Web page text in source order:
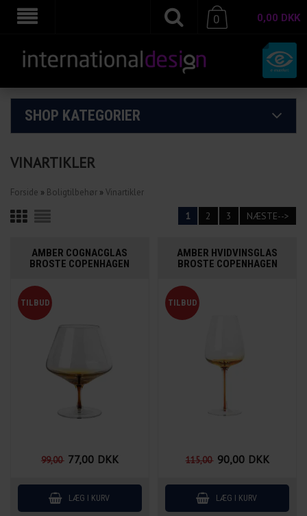
0,00 DKK
0
SHOP KATEGORIER
VINARTIKLER
Forside » Boligtilbehør »Vinartikler
1 2 3 NÆSTE-->
AMBER COGNACGLAS
BROSTE COPENHAGEN
99,00 77,00 DKK
AMBER HVIDVINSGLAS
BROSTE COPENHAGEN
115,00 90,00 DKK